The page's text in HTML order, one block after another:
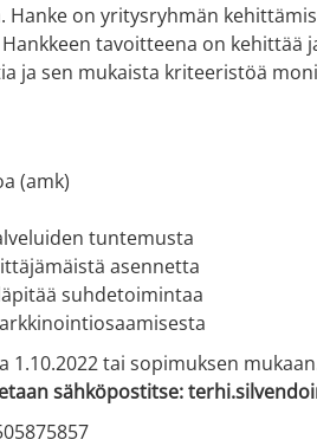
on yritysryhmän
tavoitteena on kehittää
ja sen mukaista kriteeristöä
(amk)
tuntemusta
asennetta
suhdetoimintaa
1.10.2022 tai sopimuksen
sähköpostitse: